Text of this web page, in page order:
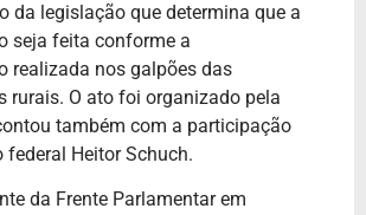
da legislação que determina que a
seja feita conforme a
realizada nos galpões das
rurais. O ato foi organizado pela
também com a participação
federal Heitor Schuch.
da Frente Parlamentar em